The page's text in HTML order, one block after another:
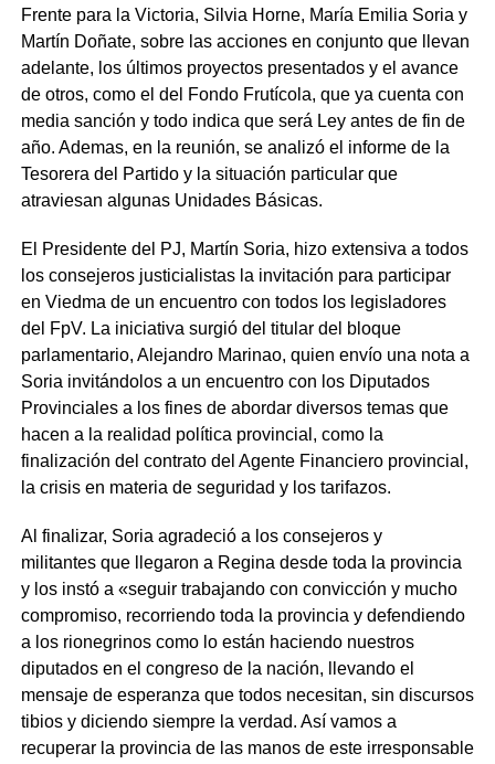
Frente para la Victoria, Silvia Horne, María Emilia Soria y
Martín Doñate, sobre las acciones en conjunto que llevan
adelante, los últimos proyectos presentados y el avance
de otros, como el del Fondo Frutícola, que ya cuenta con
media sanción y todo indica que será Ley antes de fin de
año. Ademas, en la reunión, se analizó el informe de la
Tesorera del Partido y la situación particular que
atraviesan algunas Unidades Básicas.
El Presidente del PJ, Martín Soria, hizo extensiva a todos
los consejeros justicialistas la invitación para participar
en Viedma de un encuentro con todos los legisladores
del FpV. La iniciativa surgió del titular del bloque
parlamentario, Alejandro Marinao, quien envío una nota a
Soria invitándolos a un encuentro con los Diputados
Provinciales a los fines de abordar diversos temas que
hacen a la realidad política provincial, como la
finalización del contrato del Agente Financiero provincial,
la crisis en materia de seguridad y los tarifazos.
Al finalizar, Soria agradeció a los consejeros y
militantes que llegaron a Regina desde toda la provincia
y los instó a «seguir trabajando con convicción y mucho
compromiso, recorriendo toda la provincia y defendiendo
a los rionegrinos como lo están haciendo nuestros
diputados en el congreso de la nación, llevando el
mensaje de esperanza que todos necesitan, sin discursos
tibios y diciendo siempre la verdad. Así vamos a
recuperar la provincia de las manos de este irresponsable